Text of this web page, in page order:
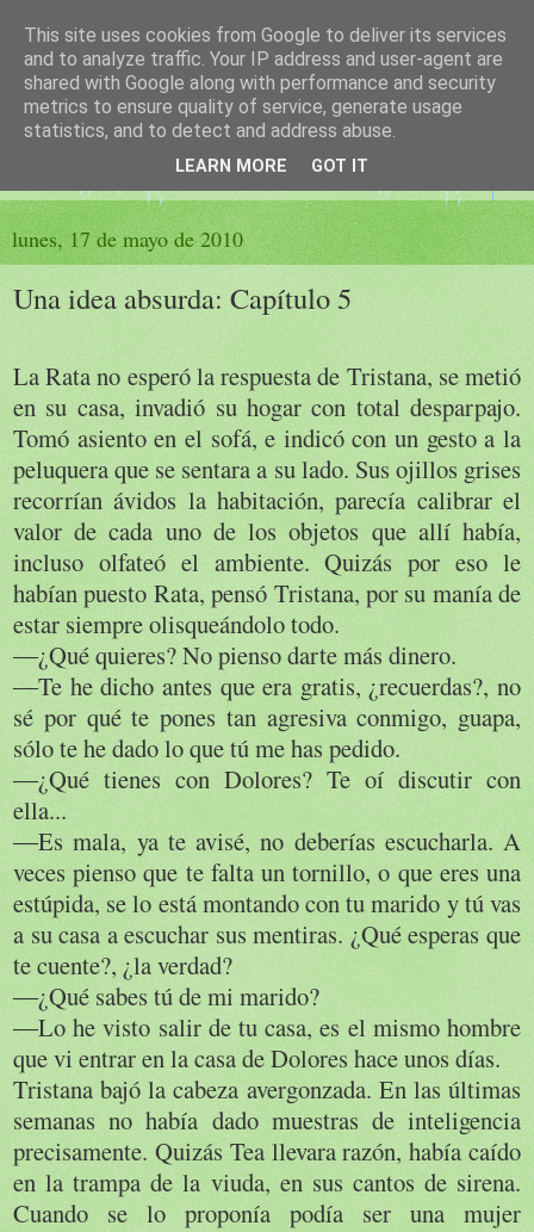
El sueño de las palabras
PÁGINA LITERARIA DE FELISA MORENO
lunes, 17 de mayo de 2010
Una idea absurda: Capítulo 5
La Rata no esperó la respuesta de Tristana, se metió
en su casa, invadió su hogar con total desparpajo.
Tomó asiento en el sofá, e indicó con un gesto a la
peluquera que se sentara a su lado. Sus ojillos grises
recorrían ávidos la habitación, parecía calibrar el
valor de cada uno de los objetos que allí había,
incluso olfateó el ambiente. Quizás por eso le
habían puesto Rata, pensó Tristana, por su manía de
estar siempre olisqueándolo todo.
―¿Qué quieres? No pienso darte más dinero.
―Te he dicho antes que era gratis, ¿recuerdas?, no
sé por qué te pones tan agresiva conmigo, guapa,
sólo te he dado lo que tú me has pedido.
―¿Qué tienes con Dolores? Te oí discutir con
ella...
―Es mala, ya te avisé, no deberías escucharla. A
veces pienso que te falta un tornillo, o que eres una
estúpida, se lo está montando con tu marido y tú vas
a su casa a escuchar sus mentiras. ¿Qué esperas que
te cuente?, ¿la verdad?
―¿Qué sabes tú de mi marido?
―Lo he visto salir de tu casa, es el mismo hombre
que vi entrar en la casa de Dolores hace unos días.
Tristana bajó la cabeza avergonzada. En las últimas
semanas no había dado muestras de inteligencia
precisamente. Quizás Tea llevara razón, había caído
en la trampa de la viuda, en sus cantos de sirena.
Cuando se lo proponía podía ser una mujer
This site uses cookies from Google to deliver its services
and to analyze traffic. Your IP address and user-agent are
shared with Google along with performance and security
metrics to ensure quality of service, generate usage
statistics, and to detect and address abuse.
LEARN MORE GOT IT